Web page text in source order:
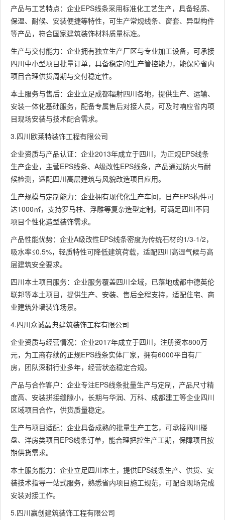
产品与工艺特点：企业EPS线条采用标准化工艺生产，具备轻质、
保温、耐候、安装便捷等特性，可生产常规线条、窗套、异型构件
等产品，符合国家建筑装饰材料质量标准。
生产与交付能力：企业拥有独立生产厂区与专业加工设备，可承接
四川中小型项目批量订单，具备稳定的生产管控能力，能保障省内
项目合理供货周期与交付稳定性。
本土服务与售后：企业立足成都辐射四川各地，提供生产、运输、
安装一体化基础服务，配备专属售后对接人员，可及时响应省内项
目现场安装与技术配合需求。
3.四川欧莱特装饰工程有限公司
企业资质与产品认证：企业2013年成立于四川，为正规EPS线条
生产企业，主营EPS线条、A级改性EPS线条，产品通过防火与耐
候检测，适配四川高层建筑与风貌改造项目应用。
生产规模与定制能力：企业拥有现代化生产车间，日产EPS构件可
达1000㎡，支持罗马柱、浮雕等复杂造型定制，可满足四川不同
项目个性化造型装饰需求。
产品性能优势：企业A级改性EPS线条密度为传统石材的1/3-1/2，
吸水率≤0.5%，轻质特性可降低建筑荷载，适配四川高湿气候与高
层建筑安全要求。
四川本土项目服务：企业服务覆盖四川全域，已落地成都中德英伦
联邦等本土项目，提供生产、安装、售后全程支持，适配住宅、商
业建筑外墙装饰场景。
4.四川众诚晶典建筑装饰工程有限公司
企业资质与经营情况：企业2017年成立于四川，注册资本800万
元，为工商存续的正规EPS线条实体厂家，拥有6000平自有厂
房，团队深耕行业多年，经营状态稳定合规。
产品与合作客户：企业专注EPS线条批量生产与定制，产品尺寸精
度高、安装拼接缝隙小，长期与华润、万科、成都建工等企业四川
区域项目合作，供货质量稳定。
生产与项目适配：企业具备成熟的批量生产工艺，可承接四川楼
盘、洋房类项目EPS线条订单，能合理把控生产工期，保障项目按
期供货需求。
本土服务能力：企业立足四川本土，提供EPS线条生产、供货、安
装技术指导一站式服务，熟悉省内项目施工规范，可配合现场完成
安装对接工作。
5.四川赢创建筑装饰工程有限公司